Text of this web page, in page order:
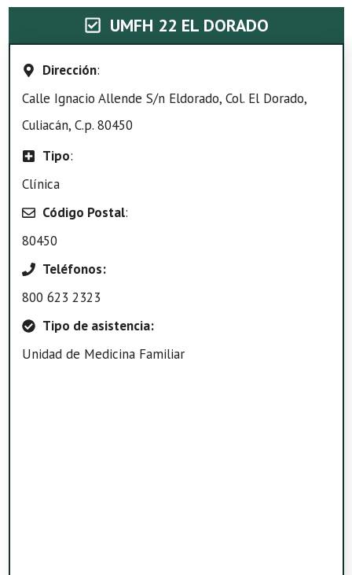
UMFH 22 EL DORADO
Dirección:
Calle Ignacio Allende S/n Eldorado, Col. El Dorado,
Culiacán, C.p. 80450
Tipo:
Clínica
Código Postal:
80450
Teléfonos:
800 623 2323
Tipo de asistencia:
Unidad de Medicina Familiar